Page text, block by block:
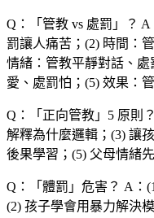
Q：「 管教 vs 處罰 」？ A
罰讓人痛苦；(2) 時間：
情緒：管教平靜對話、
愛、處罰怕；(5) 效果：
Q：「 正向管教 」5 原則？
解釋為什麼邏輯；(3) 讓
後果學習；(5) 父母情緒
Q：「 體罰 」危害？ A：
(2) 孩子學會用暴力解決